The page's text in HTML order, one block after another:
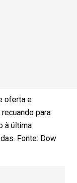
oferta e
para
à última
Fonte: Dow